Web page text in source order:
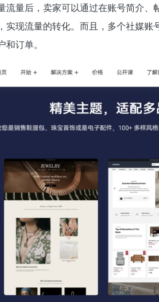
流量后，卖家可以通过在账号简介、
实现流量的转化。而且，多个社媒
订单。